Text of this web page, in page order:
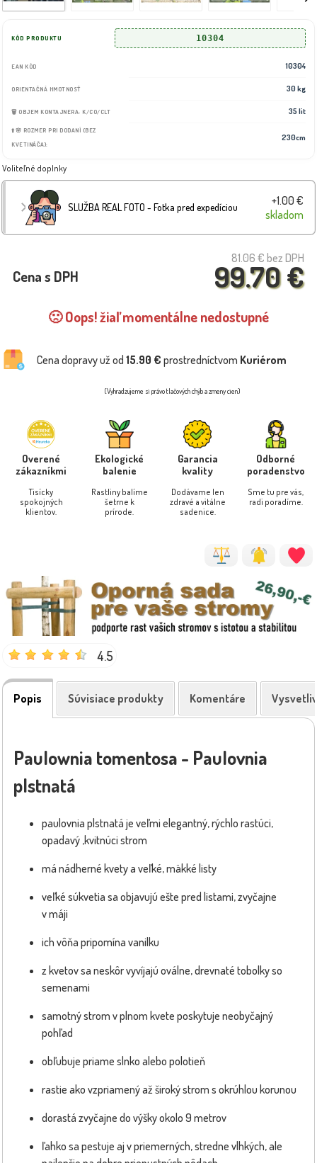
KÓD PRODUKTU 10304
EAN KÓD 10304
ORIENTAČNÁ HMOTNOSŤ 30 kg
🗑️ OBJEM KONTAJNERA: K/CO/CLT 35 lit
⬆️🌸 ROZMER PRI DODANÍ (BEZ
KVETINÁČA):
230cm
Voliteľné doplnky
SLUŽBA REAL FOTO - Fotka pred expedíciou
+1.00 €
skladom
81.06 € bez DPH
99.70 €
Cena s DPH
🙁 Oops! žiaľ momentálne nedostupné
Cena dopravy už od 15.90 € prostredníctvom Kuriérom
(Vyhradzujeme si právo tlačových chýb a zmeny cien)
Overené
zákazníkmi
Tisícky
spokojných
klientov.
Ekologické
balenie
Rastliny balíme
šetrne k
prírode.
Garancia
kvality
Dodávame len
zdravé a vitálne
sadenice.
Odborné
poradenstvo
Sme tu pre vás,
radi poradíme.
4.5
Popis Súvisiace produkty Komentáre
Paulownia tomentosa - Paulovnia
plstnatá
paulovnia plstnatá je veľmi elegantný, rýchlo rastúci,
opadavý ,kvitnúci strom
má nádherné kvety a veľké, mäkké listy
veľké súkvetia sa objavujú ešte pred listami, zvyčajne
v máji
ich vôňa pripomína vanilku
z kvetov sa neskôr vyvíjajú oválne, drevnaté tobolky so
semenami
samotný strom v plnom kvete poskytuje neobyčajný
pohľad
obľubuje priame slnko alebo polotieň
rastie ako vzpriamený až široký strom s okrúhlou korunou
dorastá zvyčajne do výšky okolo 9 metrov
ľahko sa pestuje aj v priemerných, stredne vlhkých, ale